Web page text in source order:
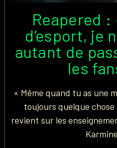
Reapered :
d’esport, je
autant de
les
« Même quand tu as une
toujours quelque
revient sur les